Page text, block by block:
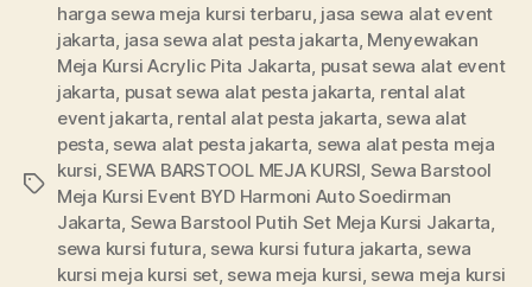
Tags
harga sewa meja kursi terbaru jasa sewa alat event
jakarta jasa sewa alat pesta jakarta Menyewakan
Meja Kursi Acrylic Pita Jakarta pusat sewa alat event
jakarta pusat sewa alat pesta jakarta rental alat
event jakarta rental alat pesta jakarta sewa alat
pesta sewa alat pesta jakarta sewa alat pesta meja
kursi ,SEWA BARSTOOL MEJA KURSI Sewa Barstool
Meja Kursi Event BYD Harmoni Auto Soedirman
Jakarta Sewa Barstool Putih Set Meja Kursi Jakarta
sewa kursi futura sewa kursi futura jakarta sewa
kursi meja kursi set, sewa meja kursi sewa meja kursi